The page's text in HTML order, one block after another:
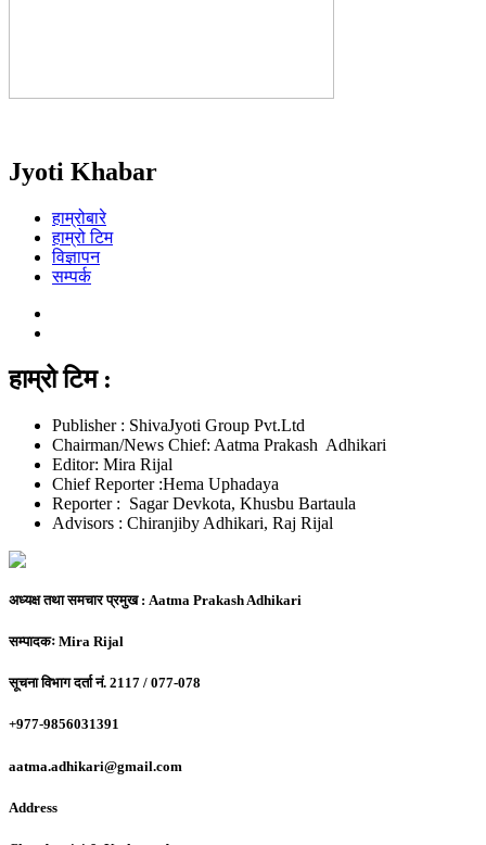
Jyoti Khabar
हाम्रोबारे
हाम्रो टिम
विज्ञापन
सम्पर्क
हाम्रो टिम :
Publisher : ShivaJyoti Group Pvt.Ltd
Chairman/News Chief: Aatma Prakash Adhikari
Editor: Mira Rijal
Chief Reporter :Hema Uphadaya
Reporter : Sagar Devkota, Khusbu Bartaula
Advisors : Chiranjiby Adhikari, Raj Rijal
अध्यक्ष तथा समचार प्रमुख : Aatma Prakash Adhikari
सम्पादकः Mira Rijal
सूचना विभाग दर्ता नं. 2117 / 077-078
+977-9856031391
aatma.adhikari@gmail.com
Address